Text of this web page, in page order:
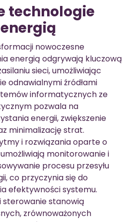
technologie
nowoczesne
energią odgrywają kluczową
sieci, umożliwiając
odnawialnymi źródłami
informatycznych ze
pozwala na
energii, zwiększenie
minimalizację strat.
i rozwiązania oparte o
monitorowanie i
procesu przesyłu
co przyczynia się do
efektywności systemu.
sterowanie stanowią
zrównoważonych